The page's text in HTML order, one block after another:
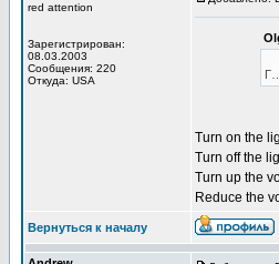
red attention
Зарегистрирован:
08.03.2003
Сообщения: 220
Откуда: USA
Turn on the
Turn off the
Turn up the
Reduce the
Вернуться к началу